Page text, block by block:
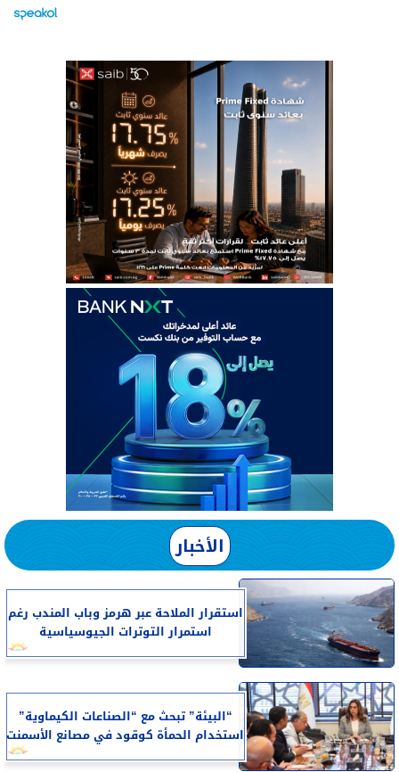
الأخبار
استقرار الملاحة عبر هرمز وباب المندب رغم
استمرار التوترات الجيوسياسية
“البيئة” تبحث مع “الصناعات الكيماوية”
استخدام الحمأة كوقود في مصانع الأسمنت